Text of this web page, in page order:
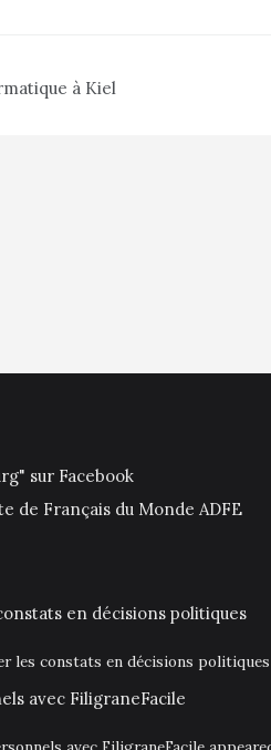
à Kiel
sur Facebook
de Français du Monde ADFE
en décisions politiques
les constats en décisions
avec FiligraneFacile